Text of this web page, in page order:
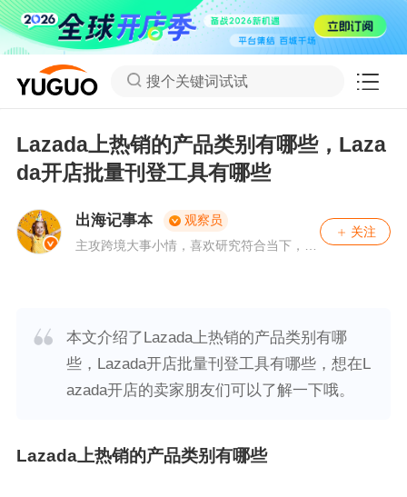
搜个关键词试试
Lazada上热销的产品类别有哪些，Laza
da开店批量刊登工具有哪些
出海记事本
观察员
主攻跨境大事小情，喜欢研究符合当下，具
关注
本文介绍了Lazada上热销的产品类别有哪
些，Lazada开店批量刊登工具有哪些，想在L
azada开店的卖家朋友们可以了解一下哦。
Lazada上热销的产品类别有哪些